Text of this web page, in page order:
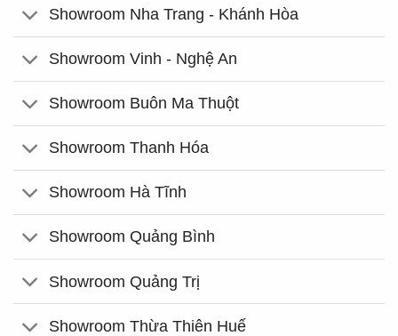
Showroom Nha Trang - Khánh Hòa
Showroom Vinh - Nghệ An
Showroom Buôn Ma Thuột
Showroom Thanh Hóa
Showroom Hà Tĩnh
Showroom Quảng Bình
Showroom Quảng Trị
Showroom Thừa Thiên Huế